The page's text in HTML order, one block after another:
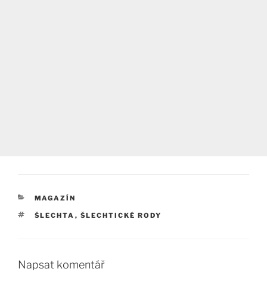
RUBRIKY
MAGAZÍN
ŠTÍTKY
ŠLECHTA , ŠLECHTICKÉ RODY
Napsat komentář